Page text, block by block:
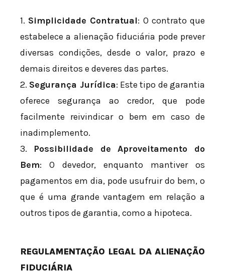
1. Simplicidade Contratual: O contrato que
estabelece a alienação fiduciária pode prever
diversas condições, desde o valor, prazo e
demais direitos e deveres das partes.
2. Segurança Jurídica: Este tipo de garantia
oferece segurança ao credor, que pode
facilmente reivindicar o bem em caso de
inadimplemento.
3.
Possibilidade de Aproveitamento do
Bem: O devedor, enquanto mantiver os
pagamentos em dia, pode usufruir do bem, o
que é uma grande vantagem em relação a
outros tipos de garantia, como a hipoteca.
REGULAMENTAÇÃO LEGAL DA ALIENAÇÃO
FIDUCIÁRIA